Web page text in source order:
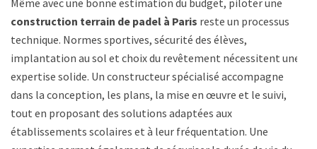
construction terrain de padel à Paris reste un processus
technique. Normes sportives, sécurité des élèves,
implantation au sol et choix du revêtement nécessitent une
expertise solide. Un constructeur spécialisé accompagne
dans la conception, les plans, la mise en œuvre et le suivi,
tout en proposant des solutions adaptées aux
établissements scolaires et à leur fréquentation. Une